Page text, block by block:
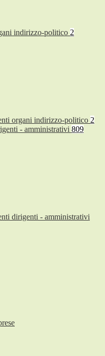
indirizzo-politico 2
organi indirizzo-politico 2
- amministrativi 809
dirigenti - amministrativi